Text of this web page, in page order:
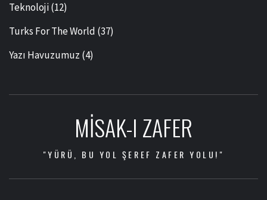
Teknoloji(12)
Turks For The World (37)
Yazı Havuzumuz (4)
MISAK-I ZAFER
"YÜRÜ, BU YOL ŞEREF ZAFER YOLU!"